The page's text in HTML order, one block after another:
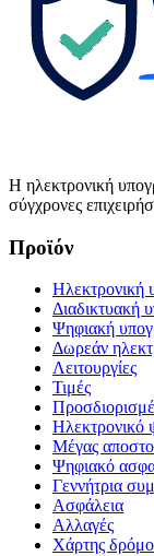
Η ηλεκτρονική
σύγχρονες
Προϊόν
Ηλεκτρονική
Διαδικτυακή
Ψηφιακή
Δωρεάν
Λειτουργίες
Τιμές
Ηλεκτρονικό
Μέγας
Ψηφιακό
Γεννήτρια
Ασφάλεια
Αλλαγές
Χάρτης